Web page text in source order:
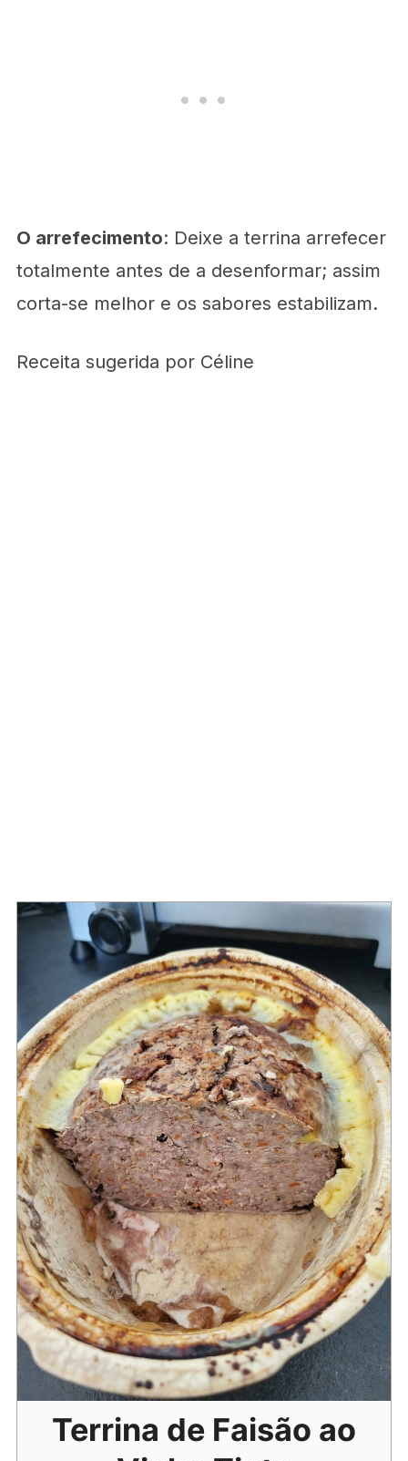
O arrefecimento: Deixe a terrina arrefecer
totalmente antes de a desenformar; assim
corta-se melhor e os sabores estabilizam.
Receita sugerida por Céline
Terrina de Faisão ao